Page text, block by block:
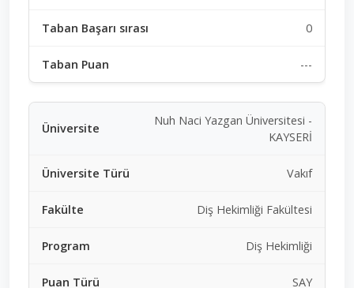
0
---
Nuh Naci Yazgan Üniversitesi -
KAYSERİ
Vakıf
Diş Hekimliği Fakültesi
Diş Hekimliği
SAY